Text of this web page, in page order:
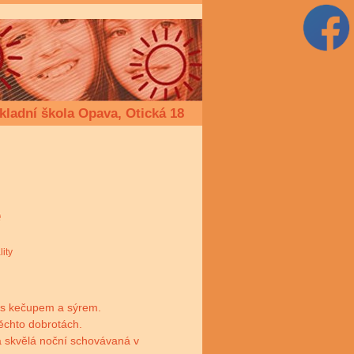
škola Opava, Otická 18
kečupem a sýrem.
dobrotách.
noční schovávaná v